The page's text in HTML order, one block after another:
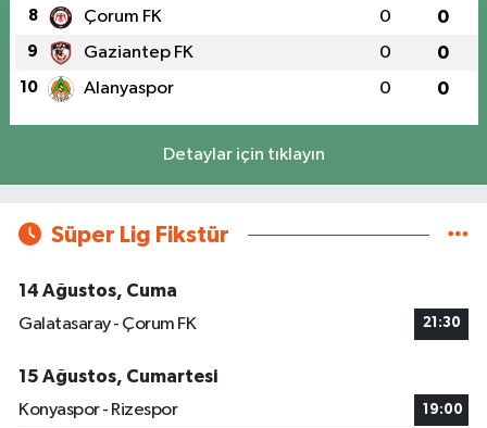
8 Çorum FK 0 0
9 Gaziantep FK 0 0
10 Alanyaspor 0 0
Detaylar için tıklayın
Süper Lig Fikstür
14 Ağustos, Cuma
Galatasaray - Çorum FK
21:30
15 Ağustos, Cumartesi
Konyaspor - Rizespor
19:00